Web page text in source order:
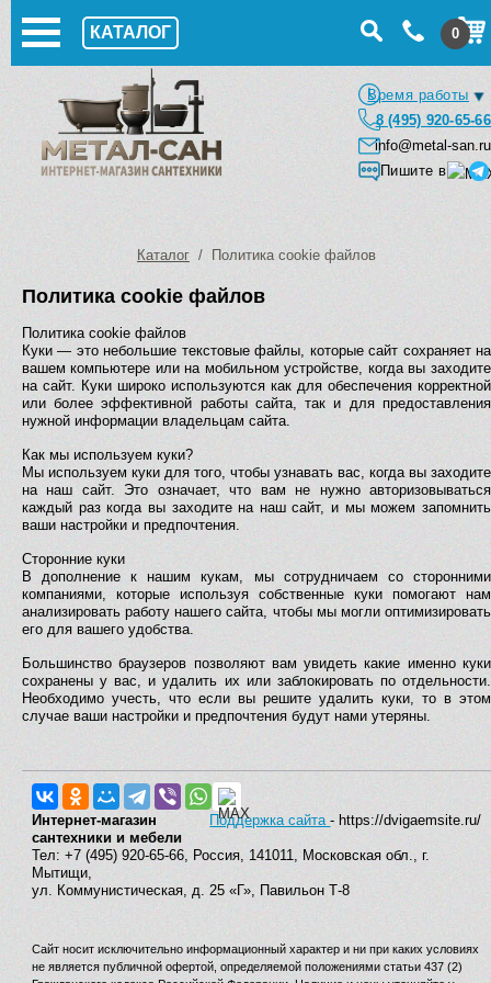
КАТАЛОГ 0
Время работы
8 (495) 920-65-66
info@metal-san.ru
Пишите в
Каталог / Политика cookie файлов
Политика cookie файлов
Политика cookie файлов
Куки — это небольшие текстовые файлы, которые сайт сохраняет на
вашем компьютере или на мобильном устройстве, когда вы заходите
на сайт. Куки широко используются как для обеспечения корректной
или более эффективной работы сайта, так и для предоставления
нужной информации владельцам сайта.
Как мы используем куки?
Мы используем куки для того, чтобы узнавать вас, когда вы заходите
на наш сайт. Это означает, что вам не нужно авторизовываться
каждый раз когда вы заходите на наш сайт, и мы можем запомнить
ваши настройки и предпочтения.
Сторонние куки
В дополнение к нашим кукам, мы сотрудничаем со сторонними
компаниями, которые используя собственные куки помогают нам
анализировать работу нашего сайта, чтобы мы могли оптимизировать
его для вашего удобства.
Большинство браузеров позволяют вам увидеть какие именно куки
сохранены у вас, и удалить их или заблокировать по отдельности.
Необходимо учесть, что если вы решите удалить куки, то в этом
случае ваши настройки и предпочтения будут нами утеряны.
Поддержка сайта- https://dvigaemsite.ru/
Интернет-магазин
сантехники и мебели
Тел: +7 (495) 920-65-66, Россия, 141011, Московская обл., г.
Мытищи,
ул. Коммунистическая, д. 25 «Г», Павильон Т-8
Сайт носит исключительно информационный характер и ни при каких условиях
не является публичной офертой, определяемой положениями статьи 437 (2)